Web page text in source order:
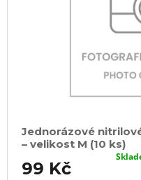
Jednorázové
– velikost M (10 ks)
99 Kč